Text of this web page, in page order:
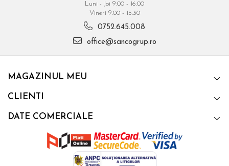
Luni - Joi 9:00 - 16:00
Vineri 9:00 - 15:30
0752.645.008
office@sancogrup.ro
MAGAZINUL MEU
CLIENTI
DATE COMERCIALE